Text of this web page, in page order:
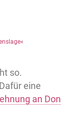
so.
eine
an Don